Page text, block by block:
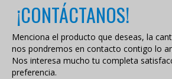
¡CONTÁCTANOS!
Menciona el producto que deseas, la
nos pondremos en contacto contigo lo
Nos interesa mucho tu completa
preferencia.